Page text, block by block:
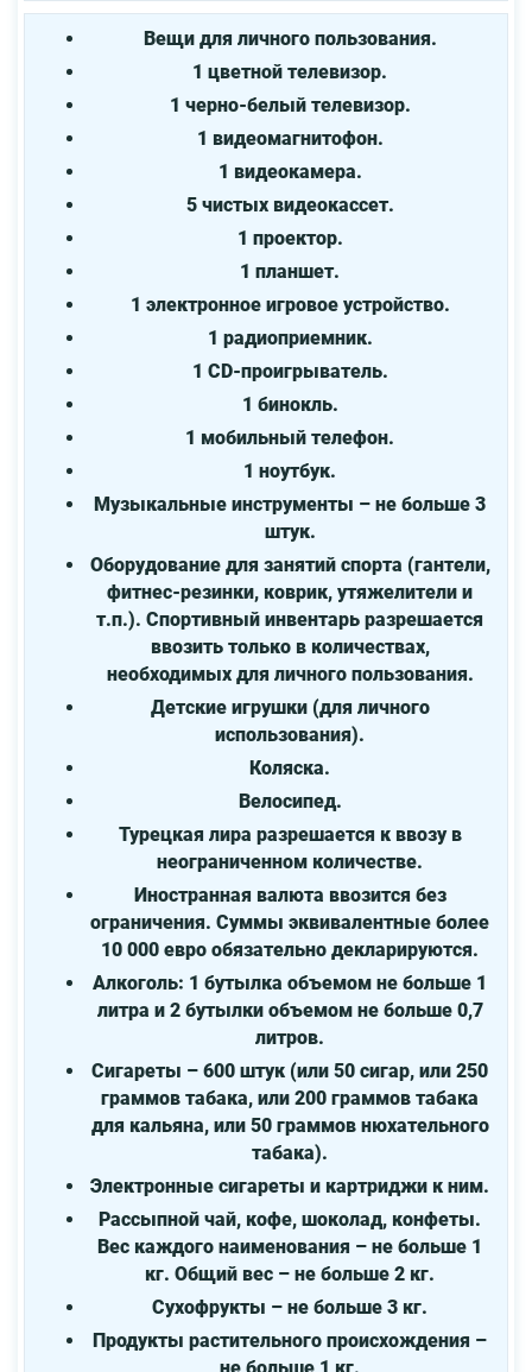
Вещи для личного пользования.
1 цветной телевизор.
1 черно-белый телевизор.
1 видеомагнитофон.
1 видеокамера.
5 чистых видеокассет.
1 проектор.
1 планшет.
1 электронное игровое устройство.
1 радиоприемник.
1 СD-проигрыватель.
1 бинокль.
1 мобильный телефон.
1 ноутбук.
Музыкальные инструменты – не больше 3
штук.
Оборудование для занятий спорта (гантели,
фитнес-резинки, коврик, утяжелители и
т.п.). Спортивный инвентарь разрешается
ввозить только в количествах,
необходимых для личного пользования.
Детские игрушки (для личного
использования).
Коляска.
Велосипед.
Турецкая лира разрешается к ввозу в
неограниченном количестве.
Иностранная валюта ввозится без
ограничения. Суммы эквивалентные более
10 000 евро обязательно декларируются.
Алкоголь: 1 бутылка объемом не больше 1
литра и 2 бутылки объемом не больше 0,7
литров.
Сигареты – 600 штук (или 50 сигар, или 250
граммов табака, или 200 граммов табака
для кальяна, или 50 граммов нюхательного
табака).
Электронные сигареты и картриджи к ним.
Рассыпной чай, кофе, шоколад, конфеты.
Вес каждого наименования – не больше 1
кг. Общий вес – не больше 2 кг.
Сухофрукты – не больше 3 кг.
Продукты растительного происхождения –